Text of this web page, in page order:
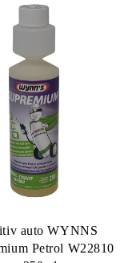
auto WYNNS
Petrol W22810